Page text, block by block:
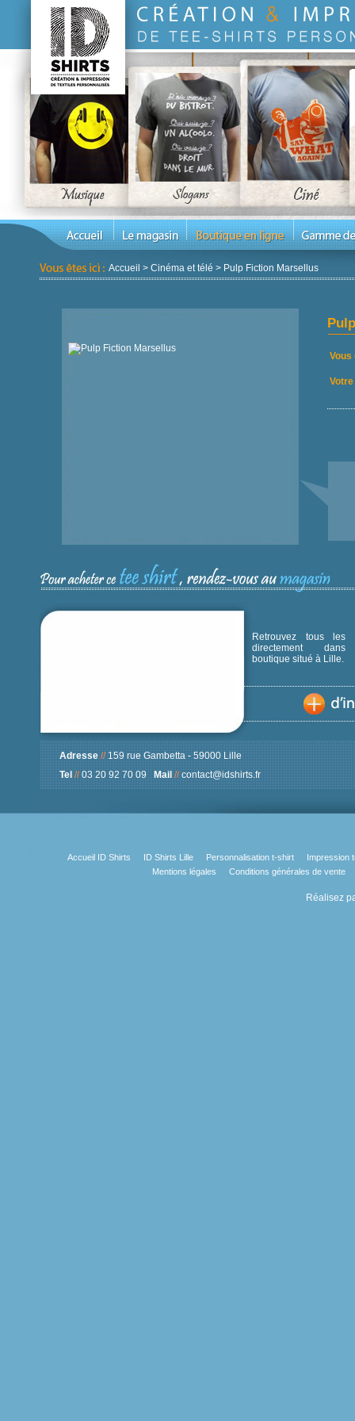
Accueil > Cinéma et télé > Pulp Fiction Marsellus
Retrouvez tous les
directement
boutique situé à Lille.
Adresse//159 rue Gambetta - 59000 Lille
Tel//03 20 92 70 09Mail// contact@idshirts.fr
Accueil ID Shirts ID Shirts Lille Personnalisation t-shirt
Impression
Mentions légales
Conditions générales de vente
Réalisez